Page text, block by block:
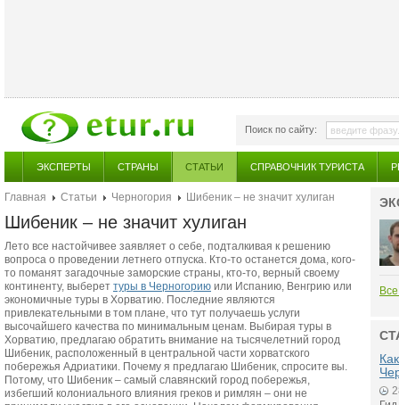
Поиск по сайту:
ЭКСПЕРТЫ СТРАНЫ СТАТЬИ СПРАВОЧНИК ТУРИСТА
Главная Статьи Черногория Шибеник – не значит хулиган
Шибеник – не значит хулиган
Лето все настойчивее заявляет о себе, подталкивая к решению
вопроса о проведении летнего отпуска. Кто-то останется дома, кого-
то поманят загадочные заморские страны, кто-то, верный своему
континенту, выберет туры в Черногорию или Испанию, Венгрию или
экономичные туры в Хорватию. Последние являются
привлекательными в том плане, что тут получаешь услуги
высочайшего качества по минимальным ценам. Выбирая туры в
Хорватию, предлагаю обратить внимание на тысячелетний город
Шибеник, расположенный в центральной части хорватского
побережья Адриатики. Почему я предлагаю Шибеник, спросите вы.
Потому, что Шибеник – самый славянский город побережья,
избегший колониального влияния греков и римлян – они не